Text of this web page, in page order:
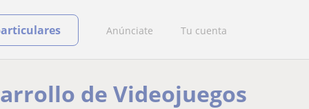
Anúnciate Tu cuenta
de Videojuegos